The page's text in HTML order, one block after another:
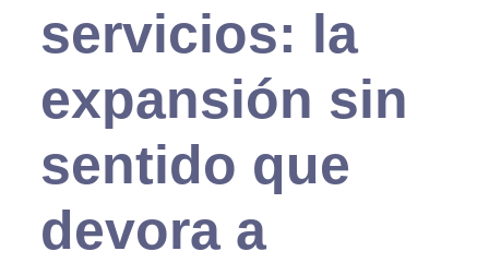
servicios: la
expansión sin
sentido que
devora a